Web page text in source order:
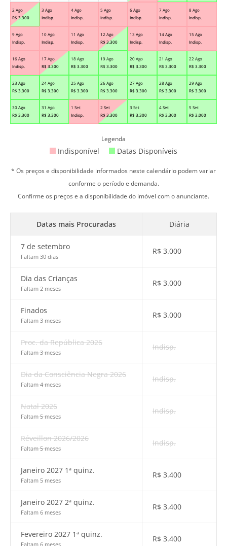
2 Ago
R$ 3.300
3 Ago
Indisp.
4 Ago
Indisp.
5 Ago
Indisp.
6 Ago
Indisp.
7 Ago
Indisp.
8 Ago
Indisp.
9 Ago
Indisp.
10 Ago
Indisp.
11 Ago
Indisp.
12 Ago
R$ 3.300
13 Ago
Indisp.
14 Ago
Indisp.
15 Ago
Indisp.
16 Ago
Indisp.
17 Ago
R$ 3.300
18 Ago
R$ 3.300
19 Ago
R$ 3.300
20 Ago
R$ 3.300
21 Ago
R$ 3.300
22 Ago
R$ 3.300
23 Ago
R$ 3.300
24 Ago
R$ 3.300
25 Ago
R$ 3.300
26 Ago
R$ 3.300
27 Ago
R$ 3.300
28 Ago
R$ 3.300
29 Ago
R$ 3.300
30 Ago
R$ 3.300
31 Ago
R$ 3.300
1 Set
Indisp.
2 Set
R$ 3.300
3 Set
R$ 3.300
4 Set
R$ 3.300
5 Set
R$ 3.000
Legenda
Indisponível Datas Disponíveis
* Os preços e disponibilidade informados neste calendário podem variar
conforme o período e demanda.
Confirme os preços e a disponibilidade do imóvel com o anunciante.
Datas mais Procuradas Diária
7 de setembro
Faltam 30 dias
R$ 3.000
Dia das Crianças
Faltam 2 meses
R$ 3.000
Finados
Faltam 3 meses
R$ 3.000
Proc. da República 2026
Faltam 3 meses
Indisp.
Dia da Consciência Negra 2026
Faltam 4 meses
Indisp.
Natal 2026
Faltam 5 meses
Indisp.
Réveillon 2026/2026
Faltam 5 meses
Indisp.
Janeiro 2027 1ª quinz.
Faltam 5 meses
R$ 3.400
Janeiro 2027 2ª quinz.
Faltam 6 meses
R$ 3.400
Fevereiro 2027 1ª quinz.
Faltam 6 meses
R$ 3.400